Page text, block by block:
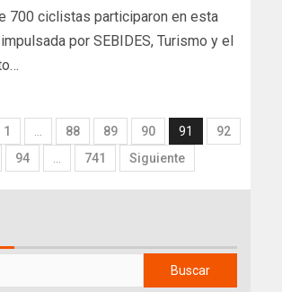
700 ciclistas participaron en esta
por SEBIDES, Turismo y el
1 88 89 90 91
92
94 741 Siguiente
Buscar